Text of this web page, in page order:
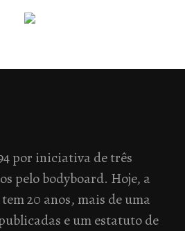
por iniciativa de três
pelo bodyboard. Hoje, a
20 anos, mais de uma
e um estatuto de